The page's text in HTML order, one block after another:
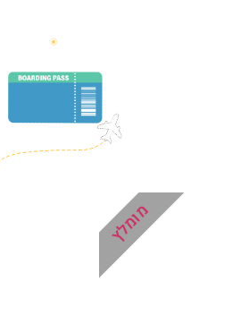
הדרכה מקצועית
במיוחד עבורכם!
לחצו פה!
מומלץ